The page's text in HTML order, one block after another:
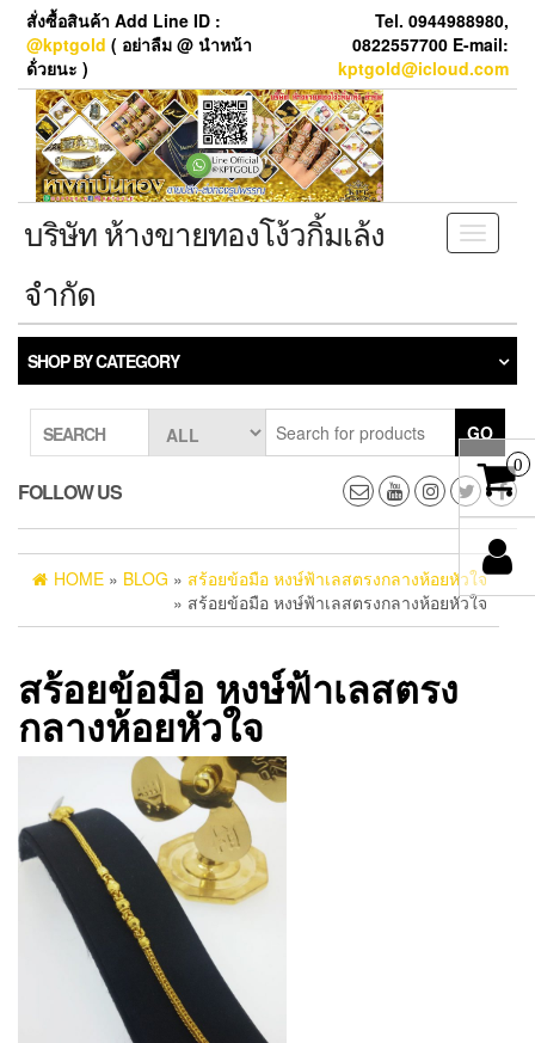
Skip
content
สั่งซื้อสินค้า Add Line ID :
@kptgold ( อย่าลืม @ นำหน้า
ด้่วยนะ )
Tel. 0944988980,
0822557700 E-mail:
kptgold@icloud.com
Toggle
บริษัท ห้างขายทองโง้วกิ้มเล้ง
จำกัด
SHOP BY CATEGORY
SEARCH GO
FOLLOW US
HOME » BLOG » สร้อยข้อมือ หงษ์ฟ้าเลสตรงกลางห้อยหัวใจ
» สร้อยข้อมือ หงษ์ฟ้าเลสตรงกลางห้อยหัวใจ
สร้อยข้อมือ หงษ์ฟ้าเลสตรง
กลางห้อยหัวใจ
0